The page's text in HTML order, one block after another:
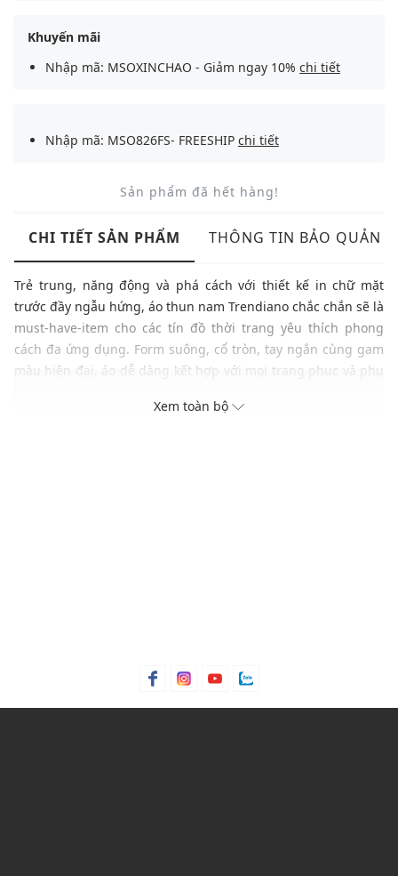
Khuyến mãi
Nhập mã: MSOXINCHAO - Giảm ngay 10% chi tiết
Nhập mã: MSO826FS- FREESHIP chi tiết
Sản phẩm đã hết hàng!
CHI TIẾT SẢN PHẨM THÔNG TIN BẢO QUẢN
Trẻ trung, năng động và phá cách với thiết kế in chữ mặt
trước đầy ngẫu hứng, áo thun nam Trendiano chắc chắn sẽ là
must-have-item cho các tín đồ thời trang yêu thích phong
cách đa ứng dụng. Form suông, cổ tròn, tay ngắn cùng gam
màu hiện đại, áo dễ dàng kết hợp với mọi trang phục và phụ
Xem toàn bộ